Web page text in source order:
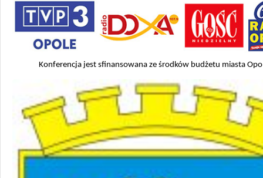
Konferencja jest sfinansowana ze środków budżetu miasta